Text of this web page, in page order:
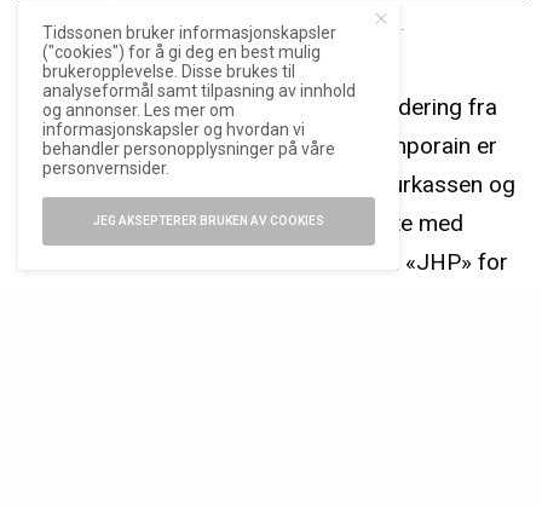
Urkasse signert Jean-Pierre Hagmann.
Selv om tallskivene har fått en oppgradering fra
første utgave av Chronomètre Contemporain er
det først og fremst endring på selve urkassen og
urverket som peker seg ut. For å starte med
urkassen er denne nå buemerket med «JHP» for
Tidssonen bruker informasjonskapsler
("cookies") for å gi deg en best mulig
brukeropplevelse. Disse brukes til
analyseformål samt tilpasning av innhold
og annonser. Les mer om
informasjonskapsler og hvordan vi
behandler personopplysninger på våre
personvernsider.
JEG AKSEPTERER BRUKEN AV COOKIES